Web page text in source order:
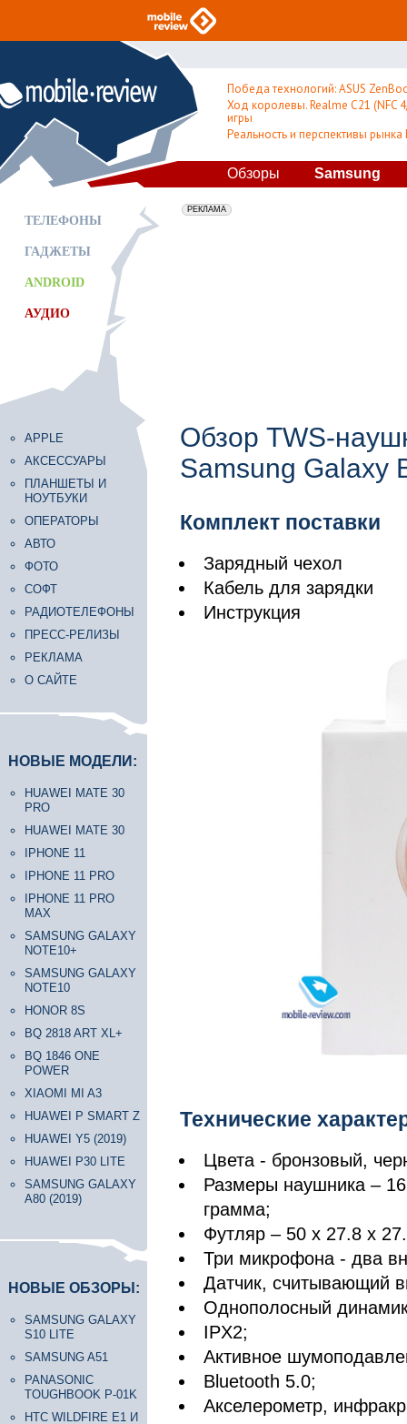
Победа технологий: ASUS
Ход королевы. Realme C21 (NFC
игры
Реальность и перспективы
Обзоры Samsung
ТЕЛЕФОНЫ
ГАДЖЕТЫ
ANDROID
АУДИО
APPLE
АКСЕССУАРЫ
ПЛАНШЕТЫ И
НОУТБУКИ
ОПЕРАТОРЫ
АВТО
ФОТО
СОФТ
РАДИОТЕЛЕФОНЫ
ПРЕСС-РЕЛИЗЫ
РЕКЛАМА
О САЙТЕ
НОВЫЕ МОДЕЛИ:
HUAWEI MATE 30
PRO
HUAWEI MATE 30
IPHONE 11
IPHONE 11 PRO
IPHONE 11 PRO
MAX
SAMSUNG GALAXY
NOTE10+
SAMSUNG GALAXY
NOTE10
HONOR 8S
BQ 2818 ART XL+
BQ 1846 ONE
POWER
XIAOMI MI A3
HUAWEI P SMART Z
HUAWEI Y5 (2019)
HUAWEI P30 LITE
SAMSUNG GALAXY
A80 (2019)
НОВЫЕ ОБЗОРЫ:
SAMSUNG GALAXY
S10 LITE
SAMSUNG A51
PANASONIC
TOUGHBOOK P-01K
HTC WILDFIRE E1 И
erid: 2VfnxxmNzs5
РЕКЛАМА
Обзор TWS-
Samsung Galaxy
Комплект поставки
Зарядный чехол
Кабель для зарядки
Инструкция
Технические
Цвета - бронзовый,
Размеры наушника –
грамма;
Футляр – 50 x 27.8 x
Три микрофона - два
Датчик, считывающий
Однополосный
IPX2;
Активное
Bluetooth 5.0;
Акселерометр,